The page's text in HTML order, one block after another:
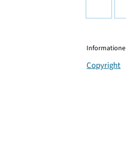
Copyright